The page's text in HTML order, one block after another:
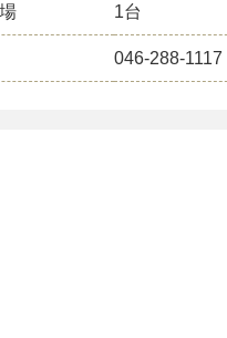
1台
046-288-1117